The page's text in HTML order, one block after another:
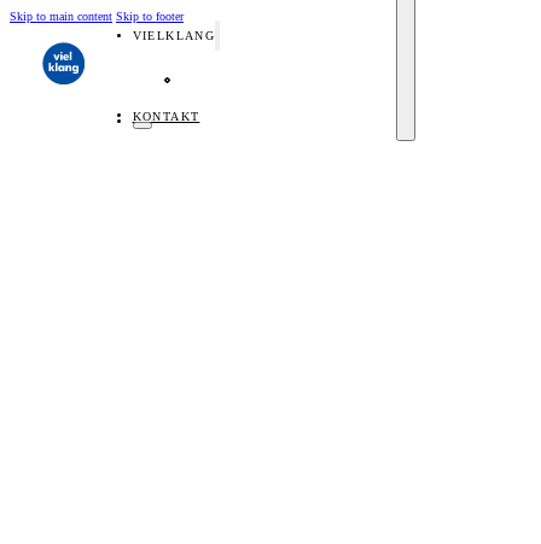
Skip to main content Skip to footer
VIELKLANG
KONTAKT